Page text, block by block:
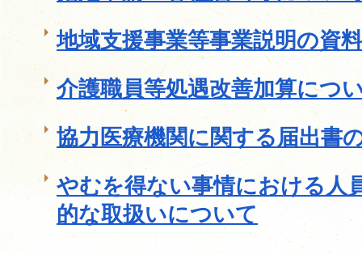
地域支援事業等事業説明の資
介護職員等処遇改善加算につ
協力医療機関に関する届出書
やむを得ない事情における人
的な取扱いについて